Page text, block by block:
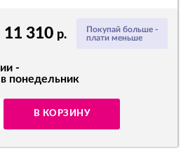
Покупай больше -
плати меньше
11 310 р.
-
понедельник
В КОРЗИНУ